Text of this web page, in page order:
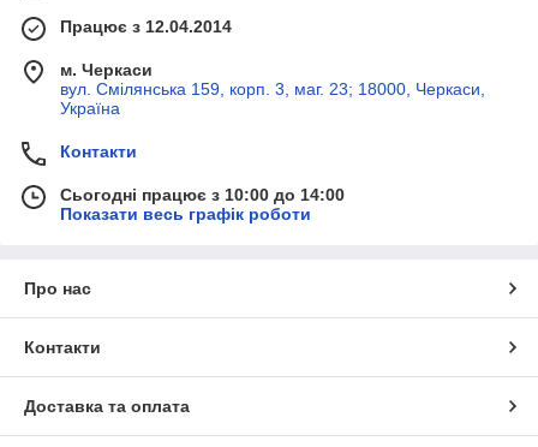
Працює з 12.04.2014
м. Черкаси
вул. Смілянська 159, корп. 3, маг. 23; 18000, Черкаси,
Україна
Контакти
Сьогодні працює з 10:00 до 14:00
Показати весь графік роботи
Про нас
Контакти
Доставка та оплата